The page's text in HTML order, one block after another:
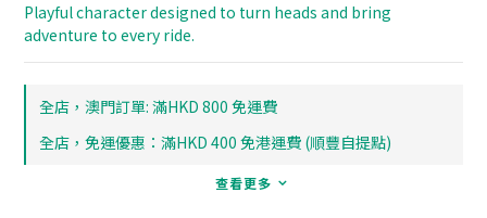
Playful character designed to turn heads and bring
adventure to every ride.
全店，澳門訂單: 滿HKD 800 免運費
全店，免運優惠：滿HKD 400 免港運費 (順豐自提點)
查看更多